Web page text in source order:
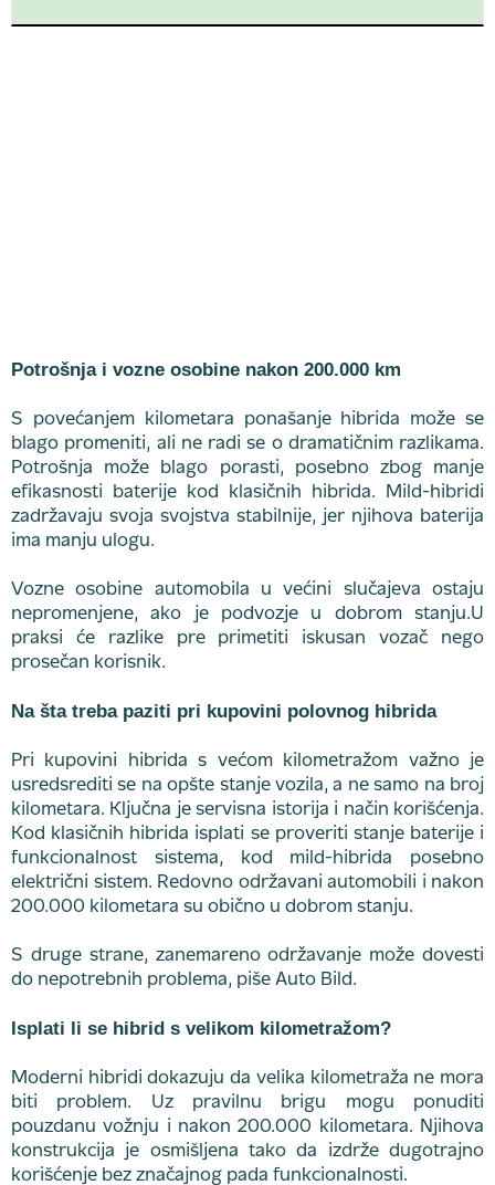
Potrošnja i vozne osobine nakon 200.000 km
S povećanjem kilometara ponašanje hibrida može se
blago promeniti, ali ne radi se o dramatičnim razlikama.
Potrošnja može blago porasti, posebno zbog manje
efikasnosti baterije kod klasičnih hibrida. Mild-hibridi
zadržavaju svoja svojstva stabilnije, jer njihova baterija
ima manju ulogu.
Vozne osobine automobila u većini slučajeva ostaju
nepromenjene, ako je podvozje u dobrom stanju.U
praksi će razlike pre primetiti iskusan vozač nego
prosečan korisnik.
Na šta treba paziti pri kupovini polovnog hibrida
Pri kupovini hibrida s većom kilometražom važno je
usredsrediti se na opšte stanje vozila, a ne samo na broj
kilometara. Ključna je servisna istorija i način korišćenja.
Kod klasičnih hibrida isplati se proveriti stanje baterije i
funkcionalnost sistema, kod mild-hibrida posebno
električni sistem. Redovno održavani automobili i nakon
200.000 kilometara su obično u dobrom stanju.
S druge strane, zanemareno održavanje može dovesti
do nepotrebnih problema, piše Auto Bild.
Isplati li se hibrid s velikom kilometražom?
Moderni hibridi dokazuju da velika kilometraža ne mora
biti problem. Uz pravilnu brigu mogu ponuditi
pouzdanu vožnju i nakon 200.000 kilometara. Njihova
konstrukcija je osmišljena tako da izdrže dugotrajno
korišćenje bez značajnog pada funkcionalnosti.